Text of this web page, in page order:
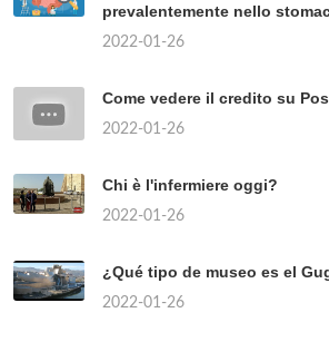
prevalentemente nello
2022-01-26
Come vedere il credito su
2022-01-26
Chi è l'infermiere oggi?
2022-01-26
¿Qué tipo de museo es el
2022-01-26